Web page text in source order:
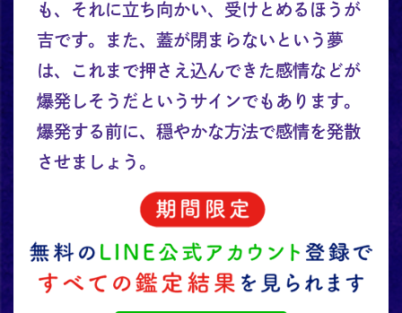
も、それに立ち向かい、受けとめるほうが
吉です。また、蓋が閉まらないという夢
は、これまで押さえ込んできた感情などが
爆発しそうだというサインでもあります。
爆発する前に、穏やかな方法で感情を発散
させましょう。